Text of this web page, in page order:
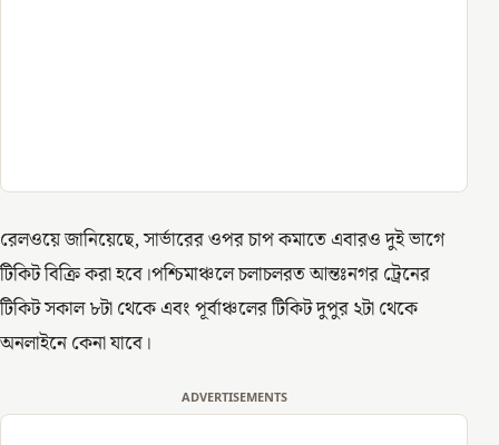
রেলওয়ে জানিয়েছে, সার্ভারের ওপর চাপ কমাতে এবারও দুই ভাগে
টিকিট বিক্রি করা হবে।পশ্চিমাঞ্চলে চলাচলরত আন্তঃনগর ট্রেনের
টিকিট সকাল ৮টা থেকে এবং পূর্বাঞ্চলের টিকিট দুপুর ২টা থেকে
অনলাইনে কেনা যাবে।
ADVERTISEMENTS